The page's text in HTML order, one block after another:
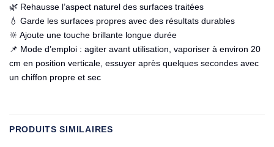
🌿 Rehausse l’aspect naturel des surfaces traitées
💧 Garde les surfaces propres avec des résultats durables
🔆 Ajoute une touche brillante longue durée
📌 Mode d’emploi : agiter avant utilisation, vaporiser à environ 20
cm en position verticale, essuyer après quelques secondes avec
un chiffon propre et sec
PRODUITS SIMILAIRES